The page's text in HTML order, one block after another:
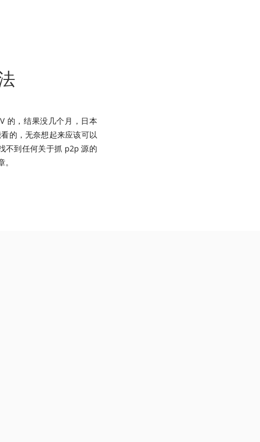
的，结果没几个月，日本
的，无奈想起来应该可以
不到任何关于抓 p2p 源的